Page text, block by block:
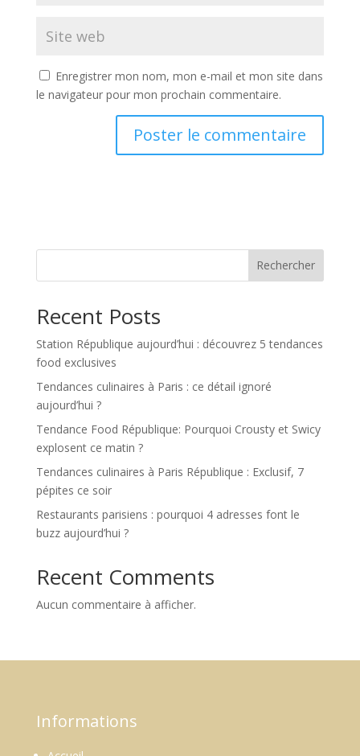
Enregistrer mon nom, mon e-mail et mon site dans
le navigateur pour mon prochain commentaire.
Rechercher
Recent Posts
Station République aujourd’hui : découvrez 5 tendances
food exclusives
Tendances culinaires à Paris : ce détail ignoré
aujourd’hui ?
Tendance Food République: Pourquoi Crousty et Swicy
explosent ce matin ?
Tendances culinaires à Paris République : Exclusif, 7
pépites ce soir
Restaurants parisiens : pourquoi 4 adresses font le
buzz aujourd’hui ?
Recent Comments
Aucun commentaire à afficher.
Informations